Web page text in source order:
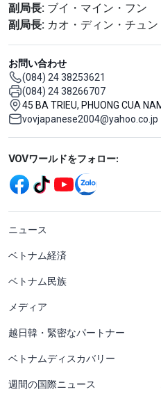
副局長: ブイ・マイン・フン
副局長: カオ・ディン・チュン
お問い合わせ
(084) 24 38253621
(084) 24 38266707
45 BA TRIEU, PHUONG CUA
vovjapanese2004@yahoo.co.jp
Mạng xã hội
VOVワールドをフォロー:
menu footer tiếng
ニュース
ベトナム経済
ベトナム民族
メディア
越日韓・緊密なパートナー
ベトナムディスカバリー
週間の国際ニュース